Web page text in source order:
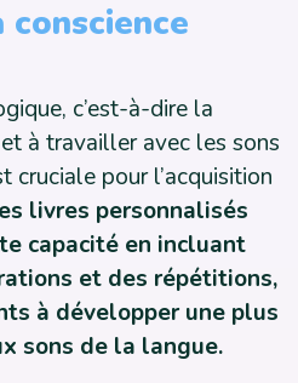
c’est-à-dire la
à travailler avec les sons
cruciale pour l’acquisition
livres personnalisés
capacité en incluant
et des répétitions,
à développer une plus
sons de la langue.